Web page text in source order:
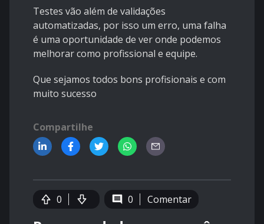
Testes vão além de validações
automatizadas, por isso um erro, uma falha
é uma oportunidade de ver onde podemos
melhorar como profissional e equipe.
Que sejamos todos bons profisionais e com
muito sucesso
Compartilhe
0 0 Comentar